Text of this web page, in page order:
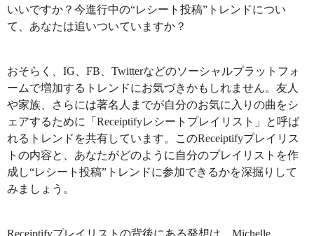
いいですか？今進行中の“レシート投稿”トレンドについ
て、あなたは追いついていますか？
おそらく、IG、FB、Twitterなどのソーシャルプラットフォ
ームで増加するトレンドにお気づきかもしれません。友人
や家族、さらには著名人までが自分のお気に入りの曲をシ
ェアするために「Receiptifyレシートプレイリスト」と呼ば
れるトレンドを共有しています。このReceiptifyプレイリス
トの内容と、あなたがどのように自分のプレイリストを作
成し“レシート投稿”トレンドに参加できるかを深掘りして
みましょう。
Receiptifyプレイリストの背後にある発想は、Michelle